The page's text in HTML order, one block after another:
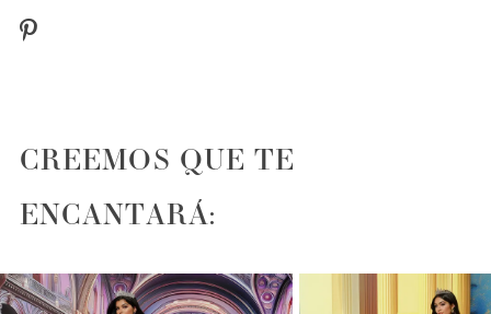
CREEMOS QUE TE
ENCANTARÁ:
0